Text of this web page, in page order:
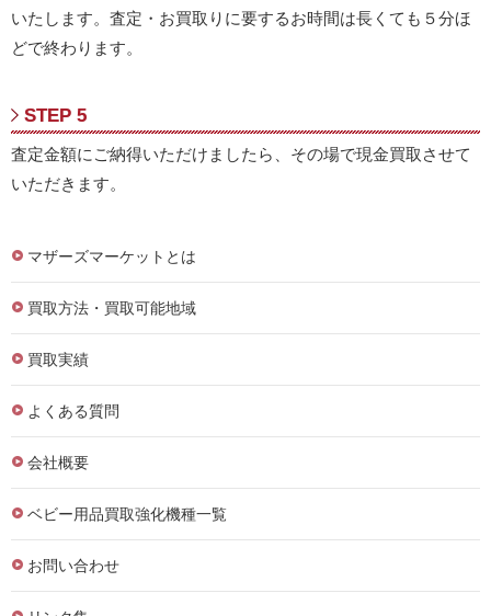
いたします。査定・お買取りに要するお時間は長くても５分ほ
どで終わります。
STEP 5
査定金額にご納得いただけましたら、その場で現金買取させて
いただきます。
マザーズマーケットとは
買取方法・買取可能地域
買取実績
よくある質問
会社概要
ベビー用品買取強化機種一覧
お問い合わせ